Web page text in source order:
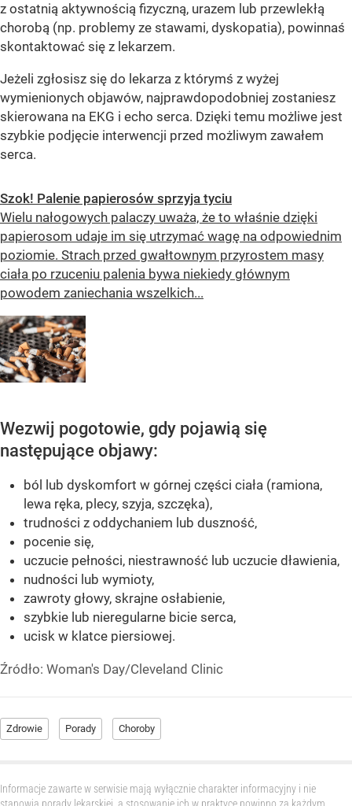
z ostatnią aktywnością fizyczną, urazem lub przewlekłą
chorobą (np. problemy ze stawami, dyskopatia), powinnaś
skontaktować się z lekarzem.
Jeżeli zgłosisz się do lekarza z którymś z wyżej
wymienionych objawów, najprawdopodobniej zostaniesz
skierowana na EKG i echo serca. Dzięki temu możliwe jest
szybkie podjęcie interwencji przed możliwym zawałem
serca.
Szok! Palenie papierosów sprzyja tyciu
Wielu nałogowych palaczy uważa, że to właśnie dzięki
papierosom udaje im się utrzymać wagę na odpowiednim
poziomie. Strach przed gwałtownym przyrostem masy
ciała po rzuceniu palenia bywa niekiedy głównym
powodem zaniechania wszelkich...
Wezwij pogotowie, gdy pojawią się
następujące objawy:
ból lub dyskomfort w górnej części ciała (ramiona,
lewa ręka, plecy, szyja, szczęka),
trudności z oddychaniem lub duszność,
pocenie się,
uczucie pełności, niestrawność lub uczucie dławienia,
nudności lub wymioty,
zawroty głowy, skrajne osłabienie,
szybkie lub nieregularne bicie serca,
ucisk w klatce piersiowej.
Źródło: Woman's Day/Cleveland Clinic
Zdrowie Porady Choroby
Informacje zawarte w serwisie mają wyłącznie charakter informacyjny i nie